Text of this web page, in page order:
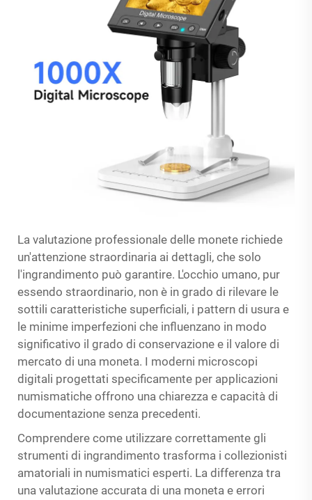
La valutazione professionale delle monete richiede
un'attenzione straordinaria ai dettagli, che solo
l'ingrandimento può garantire. L'occhio umano, pur
essendo straordinario, non è in grado di rilevare le
sottili caratteristiche superficiali, i pattern di usura e
le minime imperfezioni che influenzano in modo
significativo il grado di conservazione e il valore di
mercato di una moneta. I moderni microscopi
digitali progettati specificamente per applicazioni
numismatiche offrono una chiarezza e capacità di
documentazione senza precedenti.
Comprendere come utilizzare correttamente gli
strumenti di ingrandimento trasforma i collezionisti
amatoriali in numismatici esperti. La differenza tra
una valutazione accurata di una moneta e errori